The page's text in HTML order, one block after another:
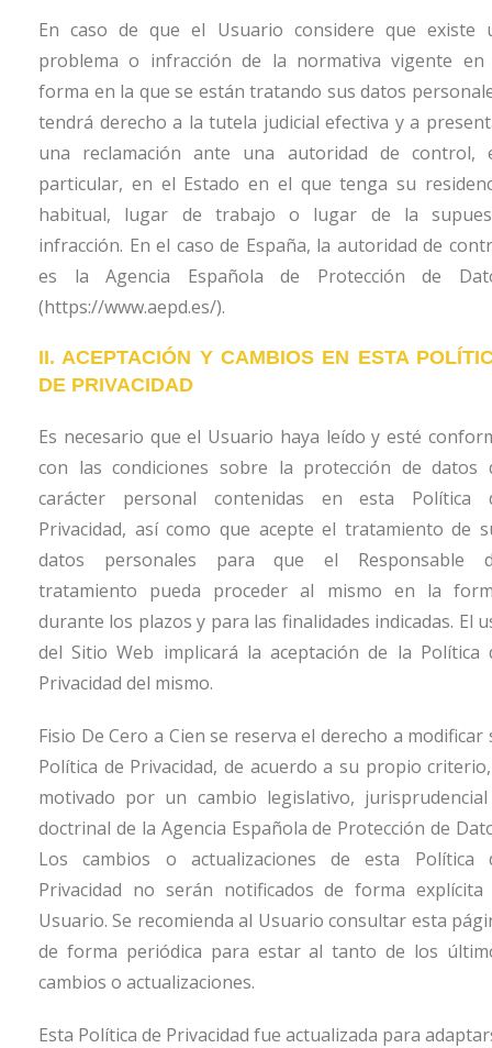
En caso de que el Usuario considere que existe
problema o infracción de la normativa vigente en
forma en la que se están tratando sus datos
tendrá derecho a la tutela judicial efectiva y a
una reclamación ante una autoridad de control,
particular, en el Estado en el que tenga su
habitual, lugar de trabajo o lugar de la
infracción. En el caso de España, la autoridad de
es la Agencia Española de Protección de
(https://www.aepd.es/).
II. ACEPTACIÓN Y CAMBIOS EN ESTA
DE PRIVACIDAD
Es necesario que el Usuario haya leído y esté
con las condiciones sobre la protección de datos
carácter personal contenidas en esta Política
Privacidad, así como que acepte el tratamiento de
datos personales para que el Responsable
tratamiento pueda proceder al mismo en la
durante los plazos y para las finalidades indicadas. El
del Sitio Web implicará la aceptación de la Política
Privacidad del mismo.
Fisio De Cero a Cien se reserva el derecho a modificar
Política de Privacidad, de acuerdo a su propio
motivado por un cambio legislativo,
doctrinal de la Agencia Española de Protección de
Los cambios o actualizaciones de esta Política
Privacidad no serán notificados de forma explícita
Usuario. Se recomienda al Usuario consultar esta
de forma periódica para estar al tanto de los
cambios o actualizaciones.
Esta Política de Privacidad fue actualizada para